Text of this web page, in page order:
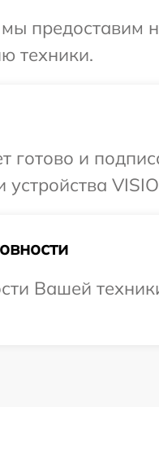
предоставим
техники.
готово и
Вашей